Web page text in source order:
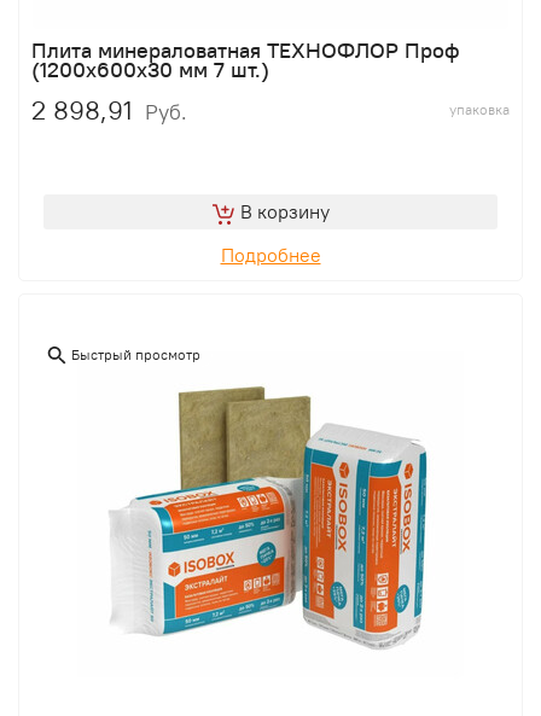
Плита минераловатная ТЕХНОФЛОР Проф
(1200х600х30 мм 7 шт.)
2 898,91 Руб. упаковка
В корзину
Подробнее
Быстрый просмотр